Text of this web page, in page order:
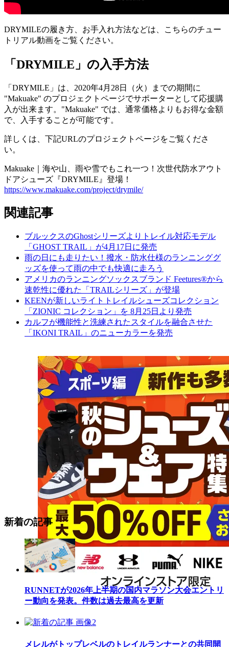
DRYMILEの履き方、お手入れ方法などは、こちらのチュー
トリアル動画をご覧ください。
「DRYMILE」の入手方法
「DRYMILE」は、2020年4月28日（火）までの期間に
"Makuake" のプロジェクトページでサポーターとして応援購
入が出来ます。"Makuake" では、通常価格よりもお得な金額
で、入手することが可能です。
詳しくは、下記URLのプロジェクトページをご覧くださ
い。
Makuake｜海や山、雨や雪でもこれ一つ！次世代防水アウト
ドアシューズ『DRYMILE』登場！
https://www.makuake.com/project/drymile/
関連記事
ブルックスのGhostシリーズよりトレイル対応モデル
「GHOST TRAIL」が4月17日に発売
雨の日にも走りたい！撥水・防水仕様のランニンググ
ッズを使って雨の中でも快適に走ろう
アメリカのランニングソックスブランド Feetures®︎から
速乾性に優れた「TRAILシリーズ」が登場
KEENが新しいライトトレイルシューズコレクション
「ZIONIC コレクション」を 8月25日より発売
カルフが機能性と洗練されたスタイルを融合させた
「IKONI TRAIL」のニューカラーを発売
新着の記事
RUNNETが2026年上半期の国内マラソン大会エントリ
ー動向を発表。件数は過去最高を更新
メレルがトップレベルのトレイルランナーとの共同開